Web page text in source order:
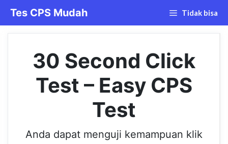
Langsung
ke
Tes CPS Mudah Tidak bisa
30 Second Click
Test – Easy CPS
Test
Anda dapat menguji kemampuan klik